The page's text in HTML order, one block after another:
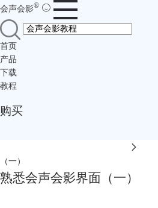
会声会影®
首页
产品
下载
教程
购买
（一）
熟悉会声会影界面（一）